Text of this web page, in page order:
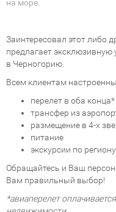
на море.
Заинтересовал этот либо
предлагает эксклюзивную
в Черногорию.
Всем клиентам
перелет в оба конца*
трансфер из
размещение в 4-х
питание
экскурсии по
Обращайтесь и Ваш
Вам правильный выбор!
*авиаперелет